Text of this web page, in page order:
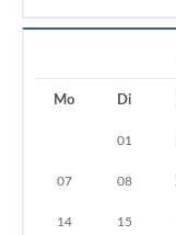
Mo Di
01
07 08
14 15